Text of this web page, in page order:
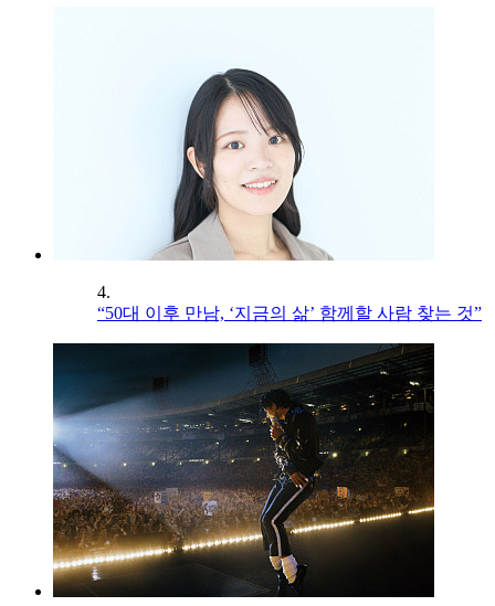
4.
“50대 이후 만남, ‘지금의 삶’ 함께할 사람 찾는 것”